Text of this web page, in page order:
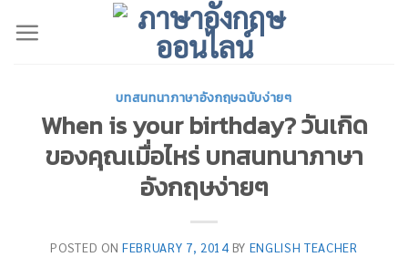
บทสนทนาภาษาอังกฤษฉบับง่ายๆ
When is your birthday? วันเกิด
ของคุณเมื่อไหร่ บทสนทนาภาษา
อังกฤษง่ายๆ
POSTED ONFEBRUARY 7, 2014BY ENGLISH TEACHER